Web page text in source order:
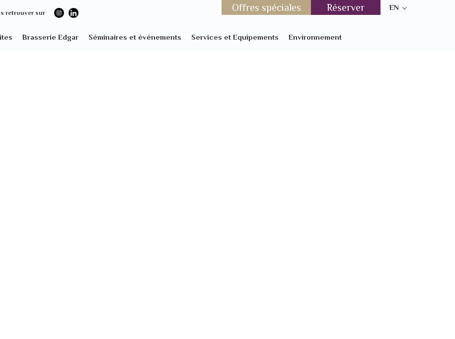
retrouver sur Offres spéciales Réserver EN
Brasserie Edgar Séminaires et événements Services et Equipements Environnement